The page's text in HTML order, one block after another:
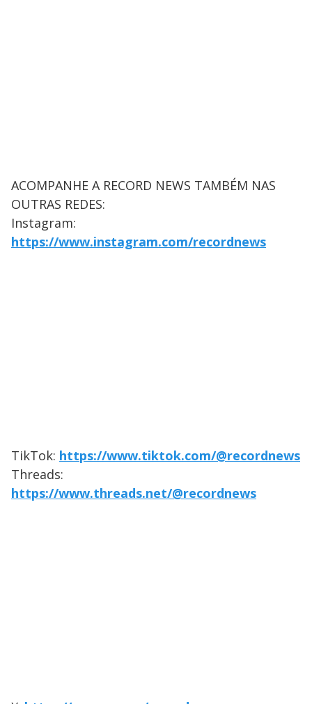
ACOMPANHE A RECORD NEWS TAMBÉM NAS
OUTRAS REDES:
Instagram:
https://www.instagram.com/recordnews
TikTok: https://www.tiktok.com/@recordnews
Threads:
https://www.threads.net/@recordnews